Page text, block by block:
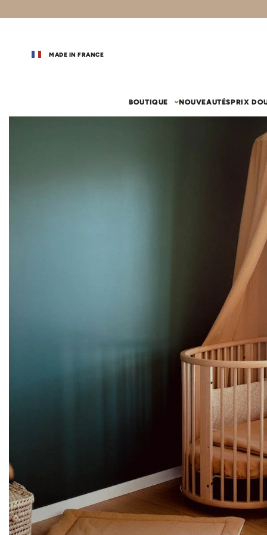
MADE IN FRANCE
BOUTIQUE
Couffin
Couffin
Drap-
Habillage
Nid d'ange
Le lit
Ciel de lit
Ciel de lit
Drap-
Gigoteuses
Gigoteuse
Housse de
Sac de
Panier à
Plaid famille
Range
Rideau
Tapis de
Tapis de
NOUVEAUTÉSPRIX